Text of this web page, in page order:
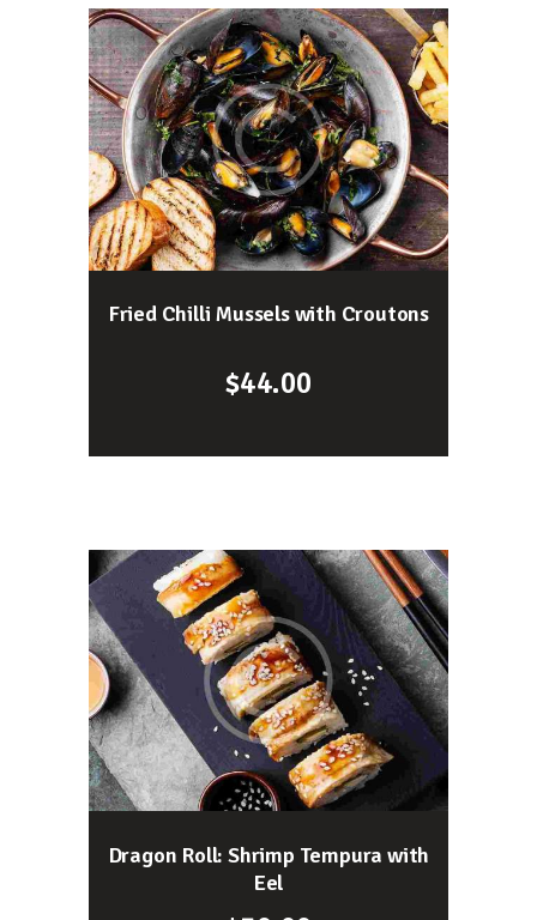
Fried Chilli Mussels with Croutons
$44.00
Dragon Roll: Shrimp Tempura with
Eel